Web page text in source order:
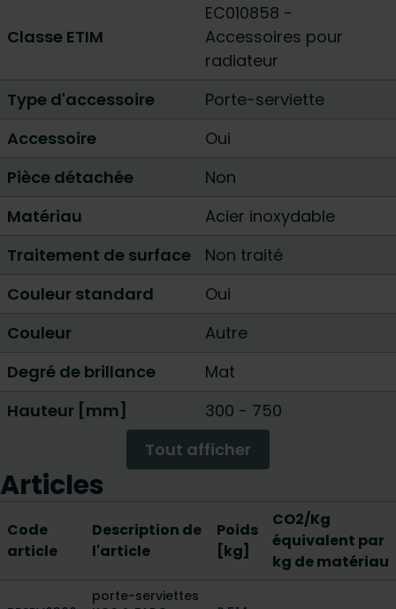
Classe ETIM
EC010858 -
Accessoires pour
radiateur
Type d'accessoire
Porte-serviette
Accessoire
Oui
Pièce détachée
Non
Matériau
Acier inoxydable
Traitement de surface
Non traité
Couleur standard
Oui
Couleur
Autre
Degré de brillance
Mat
Hauteur [mm]
300 - 750
Tout afficher
Articles
Code
article
Description de
l'article
Poids
[kg]
CO2/Kg
équivalent par
kg de matériau
porte-serviettes